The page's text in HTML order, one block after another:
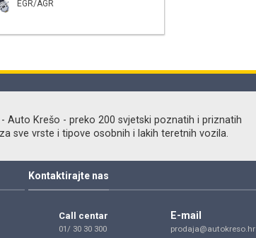
EGR/AGR
- Auto Krešo - preko 200 svjetski poznatih i priznatih
sve vrste i tipove osobnih i lakih teretnih vozila.
Kontaktirajte nas
Call centar
01/ 30 30 300
E-mail
prodaja@autokreso.hr